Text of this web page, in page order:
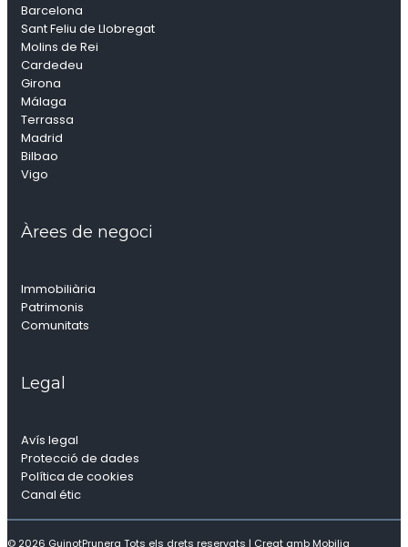
Barcelona
Sant Feliu de Llobregat
Molins de Rei
Cardedeu
Girona
Málaga
Terrassa
Madrid
Bilbao
Vigo
Àrees de negoci
Immobiliària
Patrimonis
Comunitats
Legal
Avís legal
Protecció de dades
Política de cookies
Canal étic
© 2026 GuinotPrunera Tots els drets reservats | Creat amb Mobilia